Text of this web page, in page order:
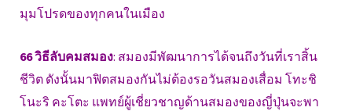
มุมโปรดของทุกคนในเมือง
66 วิธีลับคมสมอง: สมองมีพัฒนาการได้จนถึงวันที่เราสิ้น
ชีวิต ดังนั้นมาฟิตสมองกันไม่ต้องรอวันสมองเสื่อม โทะชิ
โนะริ คะโตะ แพทย์ผู้เชี่ยวชาญด้านสมองของญี่ปุ่นจะพา